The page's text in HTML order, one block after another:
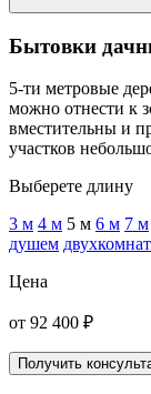
Бытовки
5-ти метровые
можно отнести к
вместительны и
участков
Выберете длину
3 м 4 м 5 м 6 м 7 м
душем
Цена
от 92 400 ₽
Получить